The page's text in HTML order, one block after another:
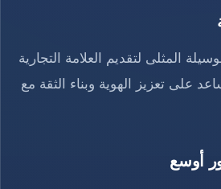
المثلى لتقديم العلامة التجارية
على تعزيز الهوية وبناء الثقة مع
أوسع